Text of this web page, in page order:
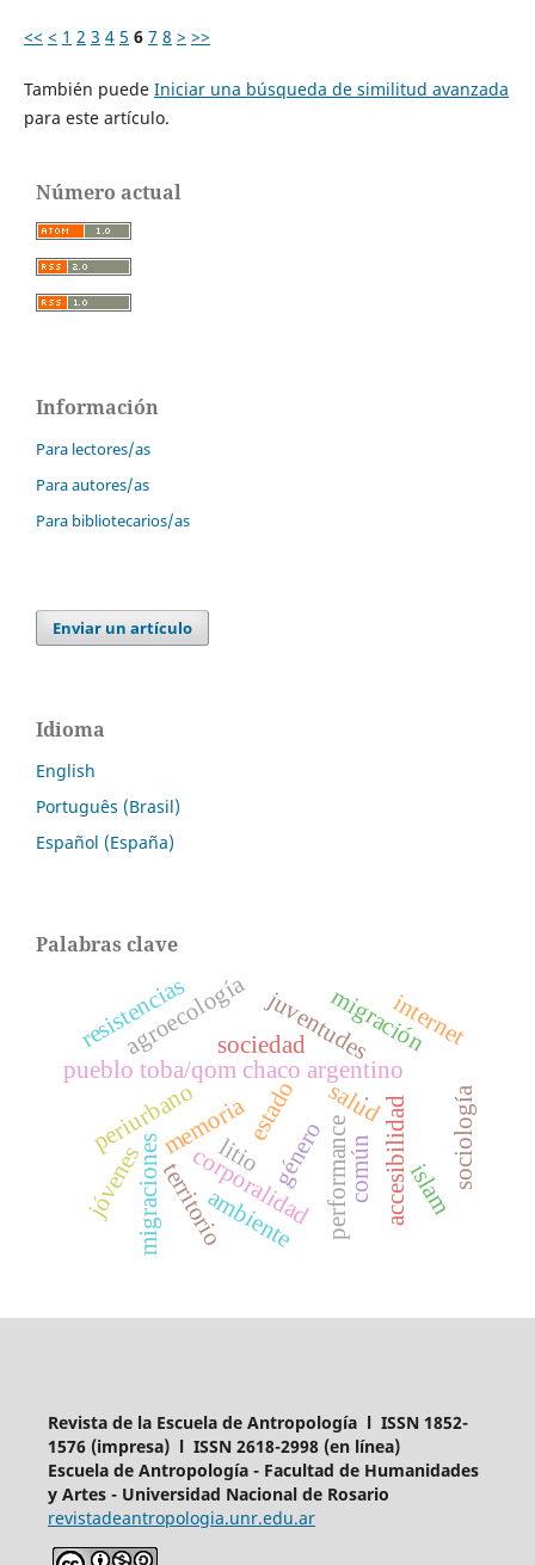
<< < 1 2 3 4 5 6 7 8 > >>
También puede Iniciar una búsqueda de similitud avanzada
para este artículo.
Número actual
Información
Para lectores/as
Para autores/as
Para bibliotecarios/as
Enviar un artículo
Idioma
English
Português (Brasil)
Español (España)
Palabras clave
pueblo toba/qom chaco argentino
memoria
corporalidad performance
migraciones
juventudes
territorio
saludaccesibilidad
género
migración
periurbano
agroecología
resistencias
litio común
ambiente
sociedad
.
internet
estado
islamsociología
jóvenes
Revista de la Escuela de Antropología l ISSN 1852-
1576 (impresa) l ISSN 2618-2998 (en línea)
Escuela de Antropología - Facultad de Humanidades
y Artes - Universidad Nacional de Rosario
revistadeantropologia.unr.edu.ar